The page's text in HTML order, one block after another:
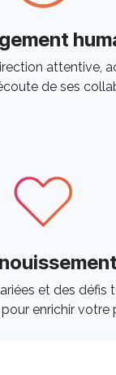
attentive,
de ses
et des défis
enrichir votre